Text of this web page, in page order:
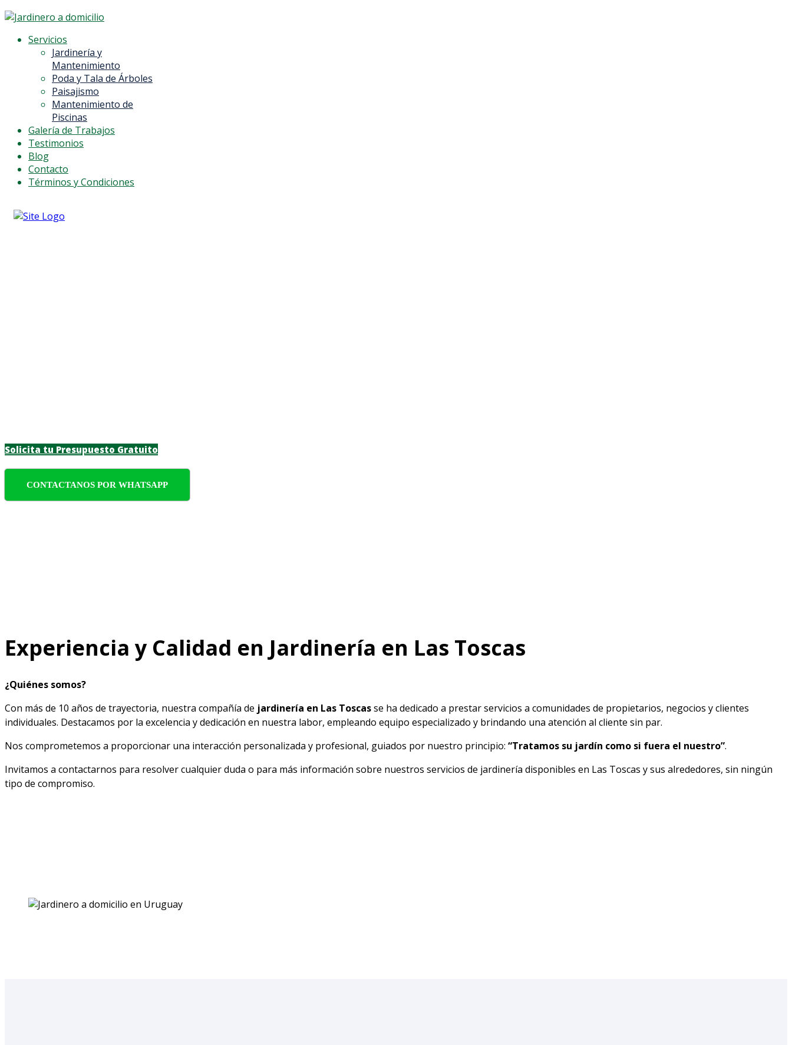
Servicios
Jardinería y
Mantenimiento
Poda y Tala de Árboles
Paisajismo
Mantenimiento de
Piscinas
Galería de Trabajos
Testimonios
Blog
Contacto
Términos y Condiciones
Solicita tu Presupuesto Gratuito
CONTACTANOS POR WHATSAPP
Experiencia y Calidad en Jardinería en Las Toscas
¿Quiénes somos?
Con más de 10 años de trayectoria, nuestra compañía de jardinería en Las Toscasse ha dedicado a prestar servicios a comunidades de propietarios, negocios y clientes
individuales. Destacamos por la excelencia y dedicación en nuestra labor, empleando equipo especializado y brindando una atención al cliente sin par.
Nos comprometemos a proporcionar una interacción personalizada y profesional, guiados por nuestro principio: “Tratamos su jardín como si fuera el nuestro”.
Invitamos a contactarnos para resolver cualquier duda o para más información sobre nuestros servicios de jardinería disponibles en Las Toscas y sus alrededores, sin ningún
tipo de compromiso.